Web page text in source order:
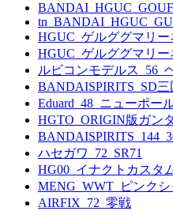
HGUC_ゲルググマリー
HGUC_ゲルググマリ
ルビコンモデルス_56_
BANDAISPIRITS_SD
Eduard_48_ニューポー
HGTO_ORIGIN版ガン
ハセガワ_72_SR71
HG00_イナクトカスタ
MENG_WWT_ピンク
AIRFIX_72_零戦